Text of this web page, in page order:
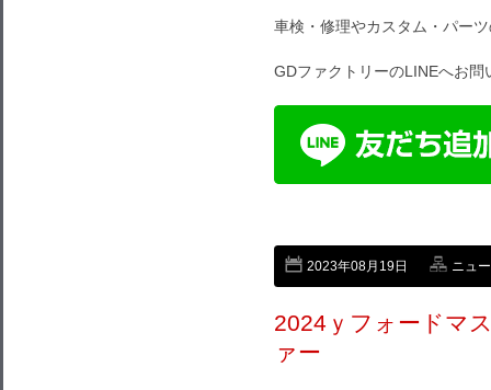
車検・修理やカスタム・パー
GDファクトリーのLINEへお問
2023年08月19日 ニュ
2024ｙフォードマ
ァー